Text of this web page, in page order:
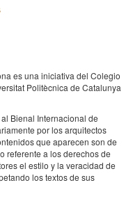
es una iniciativa del Colegio
Politècnica de Catalunya
Bienal Internacional de
por los arquitectos
que aparecen son de
referente a los derechos de
el estilo y la veracidad de
los textos de sus